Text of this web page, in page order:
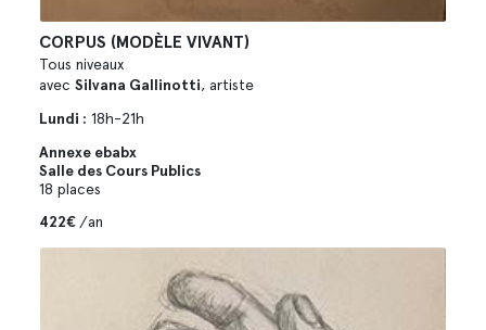
CORPUS (MODÈLE VIVANT)
Tous niveaux
avec Silvana Gallinotti, artiste
Lundi : 18h-21h
Annexe ebabx
Salle des Cours Publics
18 places
422€ /an